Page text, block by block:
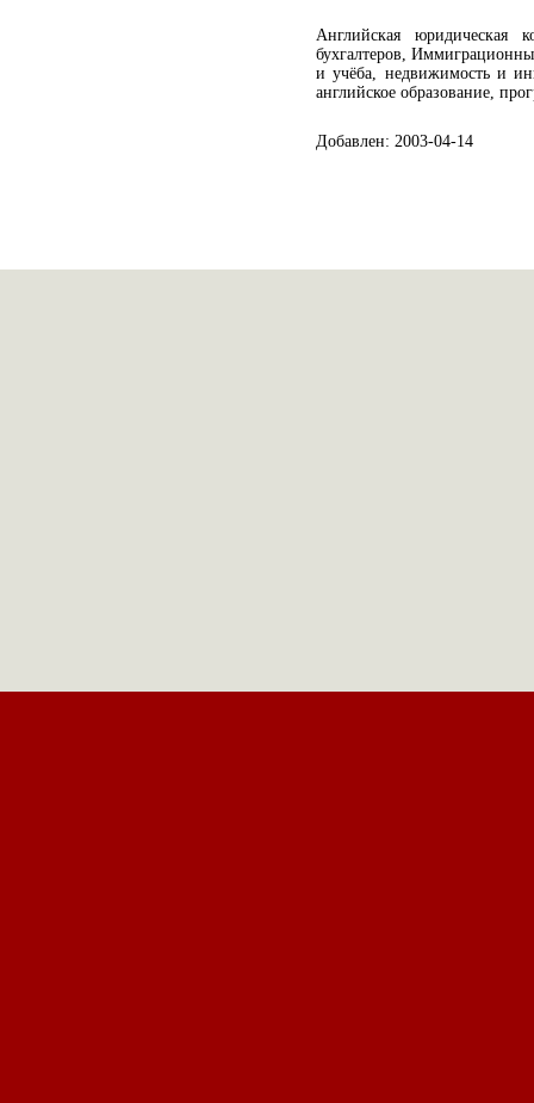
Английская юридическая
бухгалтеров,
и учёба, недвижимость и
английское образование,
Добавлен: 2003-04-14